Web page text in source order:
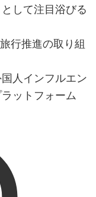
して注目浴びる
行推進の取り組
人インフルエン
ットフォーム